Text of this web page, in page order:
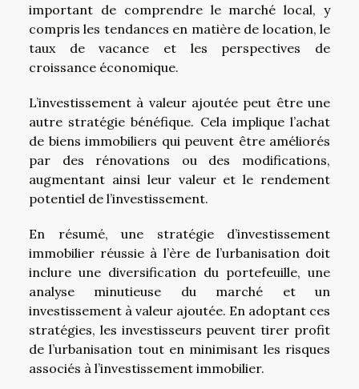
important de comprendre le marché local, y
compris les tendances en matière de location, le
taux de vacance et les perspectives de
croissance économique.
L’investissement à valeur ajoutée peut être une
autre stratégie bénéfique. Cela implique l’achat
de biens immobiliers qui peuvent être améliorés
par des rénovations ou des modifications,
augmentant ainsi leur valeur et le rendement
potentiel de l’investissement.
En résumé, une stratégie d’investissement
immobilier réussie à l’ère de l’urbanisation doit
inclure une diversification du portefeuille, une
analyse minutieuse du marché et un
investissement à valeur ajoutée. En adoptant ces
stratégies, les investisseurs peuvent tirer profit
de l’urbanisation tout en minimisant les risques
associés à l’investissement immobilier.